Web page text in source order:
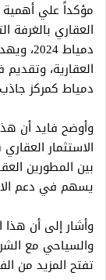
مؤكداً علي
العقاري بالغرفة
دمياط
العقارية،
دمياط كمركز
وأوضح فايد أن
الاستثمار
بين المطورين
يسهم في دعم
وأشار إلى أن هذا
والسياحي مع
تفتح المزيد من